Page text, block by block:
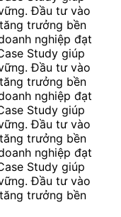
Đầu tư vào
trưởng bền
nghiệp đạt
Study giúp
Đầu tư vào
trưởng bền
nghiệp đạt
Study giúp
Đầu tư vào
trưởng bền
nghiệp đạt
Study giúp
Đầu tư vào
trưởng bền